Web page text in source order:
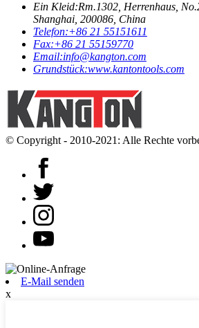
Ein Kleid:Rm.1302, Herrenhaus,
Shanghai, 200086, China
Telefon:+86 21 55151611
Fax:+86 21 55159770
Email:info@kangton.com
Grundstück:www.kantontools.com
© Copyright - 2010-2021: Alle Rechte
E-Mail senden
x